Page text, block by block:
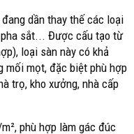
dần thay thế các loại
pha sắt... Được cấu tạo từ
loại sàn này có khả
mối mọt, đặc biệt phù hợp
trọ, kho xưởng, nhà cấp
phù hợp làm gác đúc